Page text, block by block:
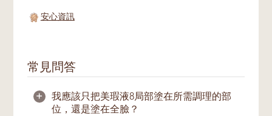
安心資訊
常見問答
+
我應該只把美瑕液8局部塗在所需調理的部
位，還是塗在全臉？